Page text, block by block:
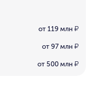
от 119 млн ₽
от 97 млн ₽
от 500 млн ₽